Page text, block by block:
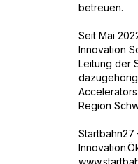
betreuen.
Seit Mai
Innovation
Leitung der
Region
Startbahn27